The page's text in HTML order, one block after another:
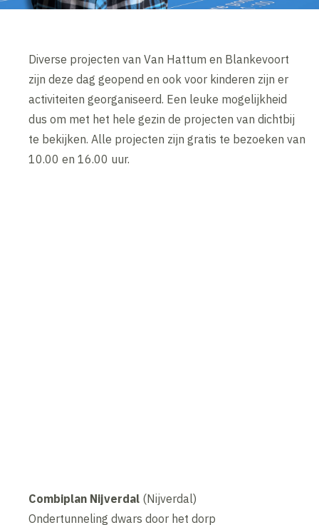
Diverse projecten van Van Hattum en Blankevoort
zijn deze dag geopend en ook voor kinderen zijn er
activiteiten georganiseerd. Een leuke mogelijkheid
dus om met het hele gezin de projecten van dichtbij
te bekijken. Alle projecten zijn gratis te bezoeken van
10.00 en 16.00 uur.
Combiplan Nijverdal (Nijverdal)
Ondertunneling dwars door het dorp